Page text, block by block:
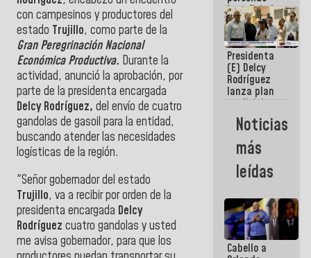
con campesinos y productores del
estado Trujillo, como parte de la
Gran Peregrinación Nacional
Económica Productiva. Durante la
actividad, anunció la aprobación, por
parte de la presidenta encargada
Delcy Rodríguez, del envío de cuatro
gandolas de gasoil para la entidad,
buscando atender las necesidades
logísticas de la región.
"Señor gobernador del estado
Trujillo, va a recibir por orden de la
presidenta encargada Delcy
Rodríguez cuatro gandolas y usted
me avisa gobernador, para que los
beneficiadas
con planes
para
atención de
emergencia
sísmica en
la última
semana
Presidenta
(E) Delcy
Rodríguez
lanza plan
crediticio
con subsidio
a Juntas de
Condominio
Noticias
más
leídas
Cabello a